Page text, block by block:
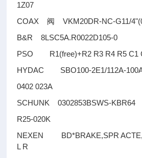
1Z07
COAX 阀
VKM20DR-NC-G11/
B&R 8LSC5A.R0022D105-0
PSO R1(free)+R2 R3 R4 R5 C1
HYDAC SBO100-2E1/112A-
0402 023A
SCHUNK 0302853BSWS-KBR64
R25-020K
NEXEN BD*BRAKE,SPR
L R